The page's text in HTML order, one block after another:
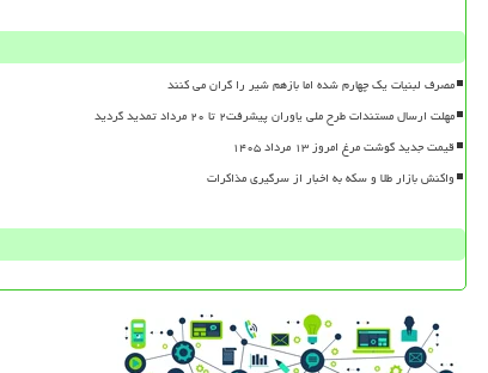
مصرف لبنیات یک چهارم شده اما بازهم شیر را گران می کنند
مهلت ارسال مستندات طرح ملی یاوران پیشرفت۲ تا ۲۰ مرداد تمدید گردید
قیمت جدید گوشت مرغ امروز ۱۳ مرداد ۱۴۰۵
واکنش بازار طلا و سکه به اخبار از سرگیری مذاکرات